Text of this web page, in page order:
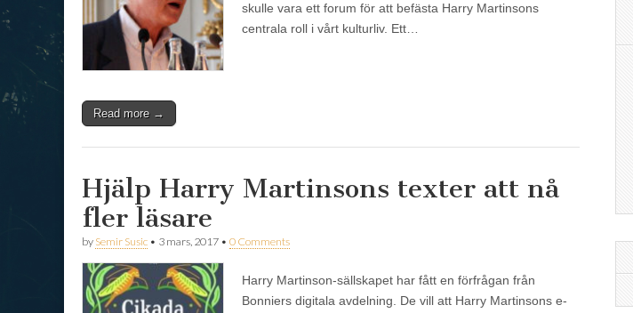
skulle vara ett forum för att befästa Harry Martinsons
centrala roll i vårt kulturliv. Ett…
Read more →
Hjälp Harry Martinsons texter att nå
fler läsare
by Semir Susic • 3 mars, 2017 • 0 Comments
Harry Martinson-sällskapet har fått en förfrågan från
Bonniers digitala avdelning. De vill att Harry Martinsons e-